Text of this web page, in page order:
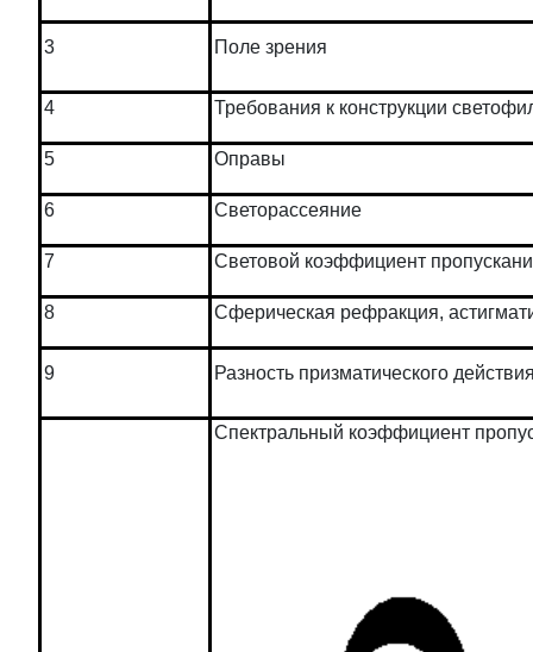
3 Поле зрения
4 Требования к конструкции
5 Оправы
6 Светорассеяние
7 Световой коэффициент
8 Сферическая рефракция,
9 Разность призматического
Спектральный коэффициент